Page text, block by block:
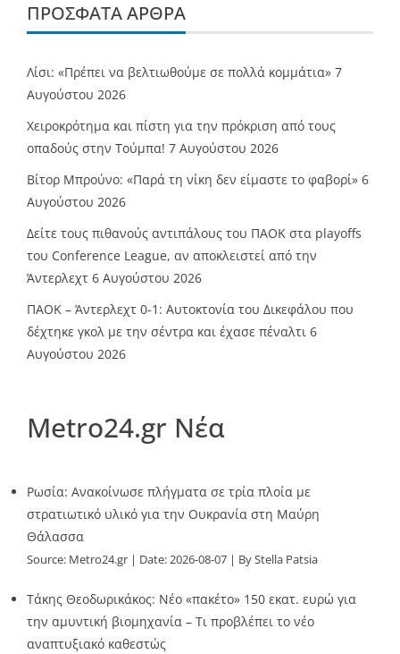
ΠΡΌΣΦΑΤΑ ΆΡΘΡΑ
Λίσι: «Πρέπει να βελτιωθούμε σε πολλά κομμάτια» 7
Αυγούστου 2026
Χειροκρότημα και πίστη για την πρόκριση από τους
οπαδούς στην Τούμπα! 7 Αυγούστου 2026
Βίτορ Μπρούνο: «Παρά τη νίκη δεν είμαστε το φαβορί» 6
Αυγούστου 2026
Δείτε τους πιθανούς αντιπάλους του ΠΑΟΚ στα playoffs
του Conference League, αν αποκλειστεί από την
Άντερλεχτ 6 Αυγούστου 2026
ΠΑΟΚ – Άντερλεχτ 0-1: Αυτοκτονία του Δικεφάλου που
δέχτηκε γκολ με την σέντρα και έχασε πέναλτι 6
Αυγούστου 2026
Metro24.gr Νέα
Ρωσία: Ανακοίνωσε πλήγματα σε τρία πλοία με
στρατιωτικό υλικό για την Ουκρανία στη Μαύρη
Θάλασσα
Source: Metro24.gr Date: 2026-08-07 By Stella Patsia
Τάκης Θεοδωρικάκος: Νέο «πακέτο» 150 εκατ. ευρώ για
την αμυντική βιομηχανία – Τι προβλέπει το νέο
αναπτυξιακό καθεστώς